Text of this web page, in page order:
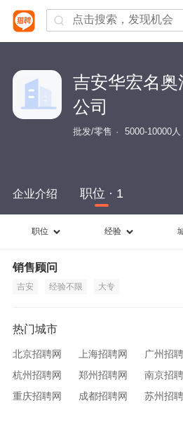
吉安华宏名奥
公司
批发/零售 5000-10000人
企业介绍 职位 · 1
职位 经验
销售顾问
吉安 经验不限 大专
热门城市
北京招聘网 上海招聘网 广州招
杭州招聘网
郑州招聘网 南京招
重庆招聘网
成都招聘网 苏州招